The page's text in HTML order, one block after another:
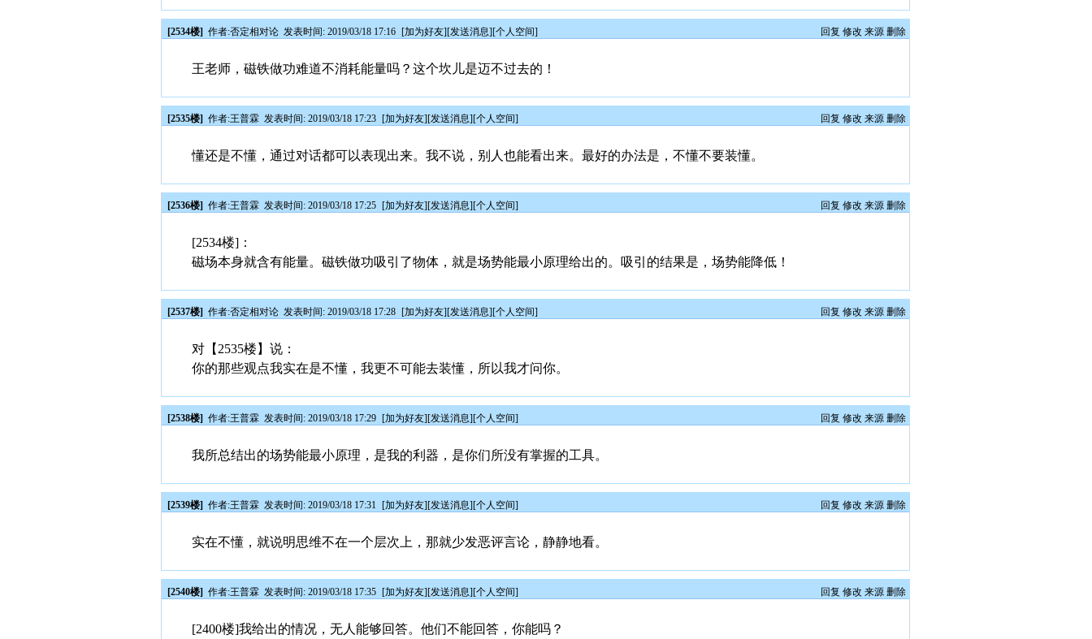
[2534楼] 作者:否定相对论 发表时间: 2019/03/18 17:16 [加为好友][发送消息][个人空间] 回复 修改 来源 删除
王老师，磁铁做功难道不消耗能量吗？这个坎儿是迈不过去的！
[2535楼] 作者:王普霖 发表时间: 2019/03/18 17:23 [加为好友][发送消息][个人空间] 回复 修改 来源 删除
懂还是不懂，通过对话都可以表现出来。我不说，别人也能看出来。最好的办法是，不懂不要装懂。
[2536楼] 作者:王普霖 发表时间: 2019/03/18 17:25 [加为好友][发送消息][个人空间] 回复 修改 来源 删除
[2534楼]：
磁场本身就含有能量。磁铁做功吸引了物体，就是场势能最小原理给出的。吸引的结果是，场势能降低！
[2537楼] 作者:否定相对论 发表时间: 2019/03/18 17:28 [加为好友][发送消息][个人空间] 回复 修改 来源 删除
对【2535楼】说：
你的那些观点我实在是不懂，我更不可能去装懂，所以我才问你。
[2538楼] 作者:王普霖 发表时间: 2019/03/18 17:29 [加为好友][发送消息][个人空间] 回复 修改 来源 删除
我所总结出的场势能最小原理，是我的利器，是你们所没有掌握的工具。
[2539楼] 作者:王普霖 发表时间: 2019/03/18 17:31 [加为好友][发送消息][个人空间] 回复 修改 来源 删除
实在不懂，就说明思维不在一个层次上，那就少发恶评言论，静静地看。
[2540楼] 作者:王普霖 发表时间: 2019/03/18 17:35 [加为好友][发送消息][个人空间] 回复 修改 来源 删除
[2400楼]我给出的情况，无人能够回答。他们不能回答，你能吗？